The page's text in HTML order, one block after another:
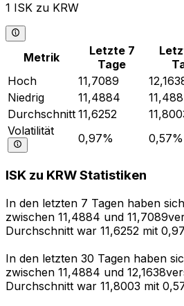
1 ISK zu KRW
Metrik
Letzte 7
Tage
Hoch
11,7089
Niedrig
11,4884
Durchschnitt 11,6252
Volatilität
0,97% 0,57%
ISK zu KRW Statistiken
In den letzten 7 Tagen haben
zwischen 11,4884 und
Durchschnitt war 11,6252 mit
In den letzten 30 Tagen haben
zwischen 11,4884 und
Durchschnitt war 11,8003 mit